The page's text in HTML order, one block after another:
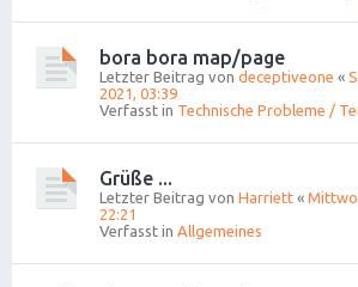
bora bora map/page
Letzter Beitrag von deceptiveone «
2021, 03:39
Verfasst in Technische Probleme /
Grüße ...
Letzter Beitrag von Harriett «
22:21
Verfasst in Allgemeines